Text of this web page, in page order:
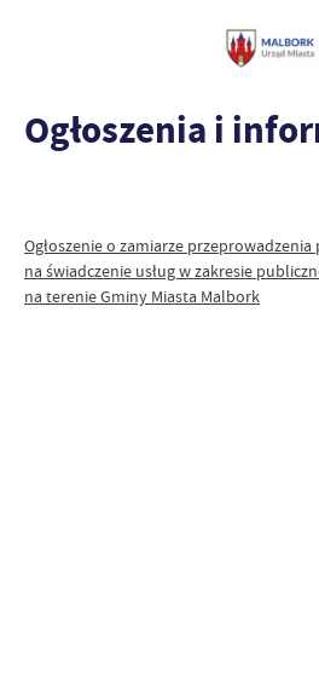
Ogłoszenia i
Ogłoszenie o zamiarze
na świadczenie usług w zakresie
na terenie Gminy Miasta Malbork